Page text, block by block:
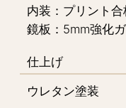
内装：プリント合
鏡板：5mm強化
仕上げ
ウレタン塗装